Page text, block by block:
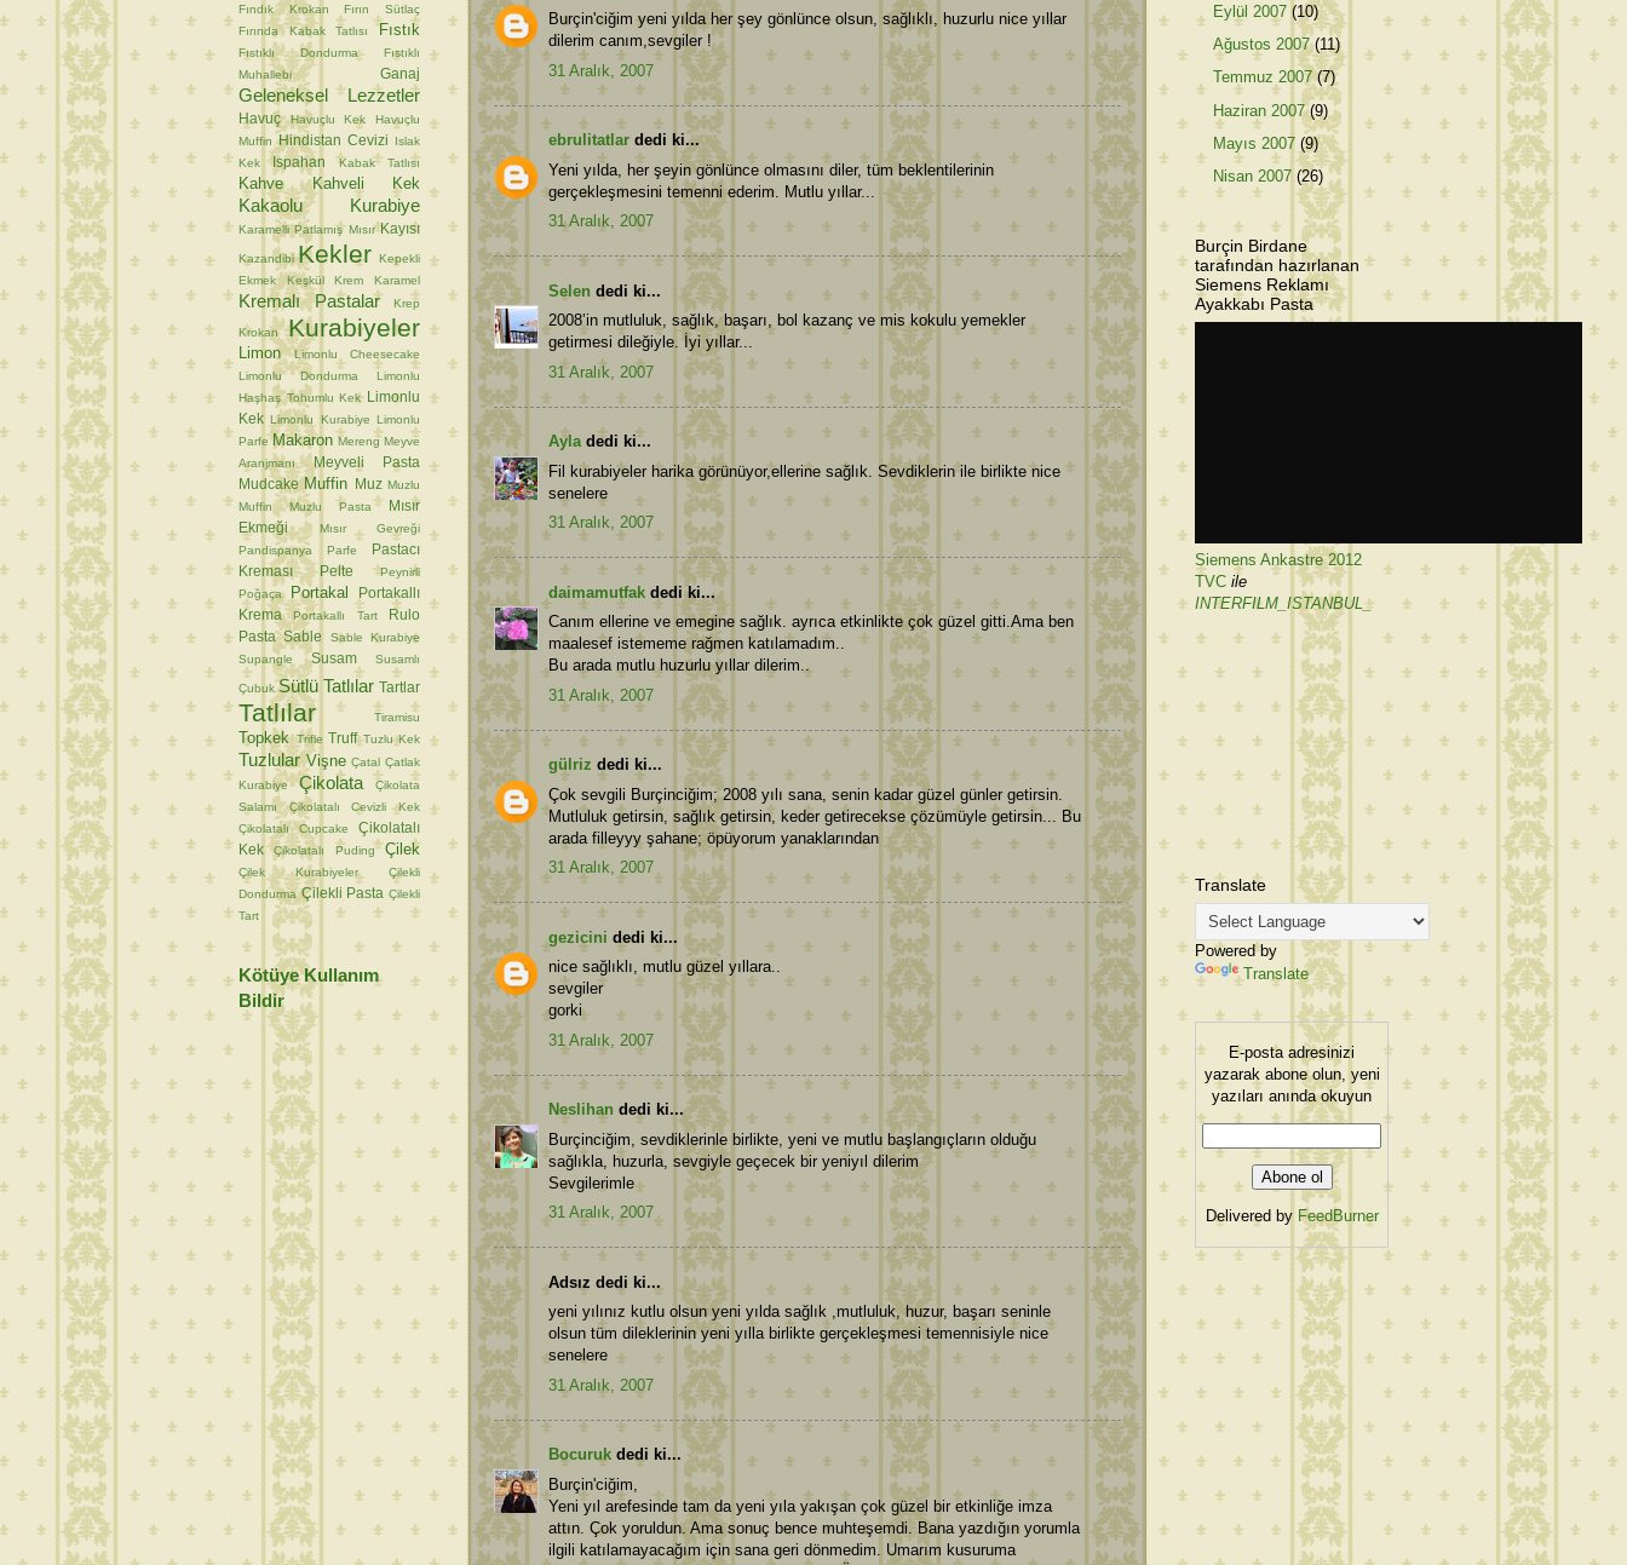
Burçin'ciğim yeni yılda her şey gönlünce olsun, sağlıklı, huzurlu nice yıllar
dilerim canım,sevgiler !
31 Aralık, 2007
ebrulitatlar dedi ki...
Yeni yılda, her şeyin gönlünce olmasını diler, tüm beklentilerinin
gerçekleşmesini temenni ederim. Mutlu yıllar...
31 Aralık, 2007
Selen dedi ki...
2008’in mutluluk, sağlık, başarı, bol kazanç ve mis kokulu yemekler
getirmesi dileğiyle. İyi yıllar...
31 Aralık, 2007
Ayladedi ki...
Fil kurabiyeler harika görünüyor,ellerine sağlık. Sevdiklerin ile birlikte nice
senelere
31 Aralık, 2007
daimamutfak dedi ki...
Canım ellerine ve emegine sağlık. ayrıca etkinlikte çok güzel gitti.Ama ben
maalesef istememe rağmen katılamadım..
Bu arada mutlu huzurlu yıllar dilerim..
31 Aralık, 2007
gülriz dedi ki...
Çok sevgili Burçinciğim; 2008 yılı sana, senin kadar güzel günler getirsin.
Mutluluk getirsin, sağlık getirsin, keder getirecekse çözümüyle getirsin... Bu
arada filleyyy şahane; öpüyorum yanaklarından
31 Aralık, 2007
gezicini dedi ki...
nice sağlıklı, mutlu güzel yıllara..
sevgiler
gorki
31 Aralık, 2007
Neslihan dedi ki...
Burçinciğim, sevdiklerinle birlikte, yeni ve mutlu başlangıçların olduğu
sağlıkla, huzurla, sevgiyle geçecek bir yeniyıl dilerim
Sevgilerimle
31 Aralık, 2007
Adsız dedi ki...
yeni yılınız kutlu olsun yeni yılda sağlık ,mutluluk, huzur, başarı seninle
olsun tüm dileklerinin yeni yılla birlikte gerçekleşmesi temennisiyle nice
senelere
31 Aralık, 2007
Bocuruk dedi ki...
Burçin'ciğim,
Yeni yıl arefesinde tam da yeni yıla yakışan çok güzel bir etkinliğe imza
attın. Çok yoruldun. Ama sonuç bence muhteşemdi. Bana yazdığın yorumla
ilgili katılamayacağım için sana geri dönmedim. Umarım kusuruma
Fındık Krokan
Fırın Sütlaç
Fırında Kabak Tatlısı
Fıstık
Fıstıklı Dondurma
Fıstıklı
Muhallebi
Ganaj
Geleneksel Lezzetler
Havuç Havuçlu Kek
Havuçlu
Muffin Hindistan Cevizi
Islak
Kek
Ispahan Kabak Tatlısı
Kahve Kahveli Kek
Kakaolu Kurabiye
Karamelli Patlamış Mısır Kayısı
Kazandibi Kekler Kepekli
Ekmek
Keşkül Krem Karamel
Kremalı Pastalar Krep
Krokan Kurabiyeler
Limon
Limonlu Cheesecake
Limonlu Dondurma
Limonlu
Haşhaş Tohumlu Kek
Limonlu
Kek Limonlu Kurabiye Limonlu
Parfe Makaron Mereng Meyve
Aranjmanı
Meyveli Pasta
Mudcake Muffin Muz Muzlu
Muffin
Muzlu Pasta
Mısır
Ekmeği
Mısır Gevreği
Pandispanya
Parfe
Pastacı
Kreması
Pelte
Peynirli
Poğaça
Portakal
Portakallı
Krema
Portakallı Tart
Rulo
Pasta Sable
Sable Kurabiye
Supangle
Susam Susamlı
Çubuk Sütlü Tatlılar Tartlar
Tatlılar Tiramisu
Topkek Trifle Truff Tuzlu Kek
Tuzlular Vişne Çatal Çatlak
Kurabiye
Çikolata
Çikolata
Salamı
Çikolatalı Cevizli Kek
Çikolatalı Cupcake
Çikolatalı
Kek
Çikolatalı Puding Çilek
Çilek Kurabiyeler
Çilekli
Dondurma Çilekli Pasta Çilekli
Tart
Kötüye Kullanım
Bildir
Eylül 2007(10)
Ağustos 2007(11)
Temmuz 2007(7)
Haziran 2007(9)
Mayıs 2007(9)
Nisan 2007(26)
Burçin Birdane
tarafından hazırlanan
Siemens Reklamı
Ayakkabı Pasta
Siemens Ankastre 2012
TVC ile
INTERFILM_ISTANBUL_
Translate
Powered by
Translate
E-posta adresinizi
yazarak abone olun, yeni
yazıları anında okuyun
Delivered by FeedBurner